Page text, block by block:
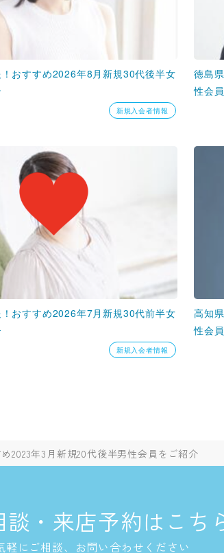
おすすめ2026年8月新規30代後半女
新規入会者情報
徳島
性会
おすすめ2026年7月新規30代前半女
新規入会者情報
高知
性会
2023年3月新規20代後半男性会員をご紹介
談・来店予約はこち
軽にご相談、お問い合わせください